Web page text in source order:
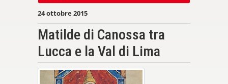
24 ottobre 2015
Matilde di Canossa tra
Lucca e la Val di Lima